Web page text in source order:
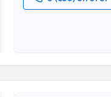
Takvim
Randevu Takvimi Talebi
Uzm. Dr. Ayşegül Karatepe